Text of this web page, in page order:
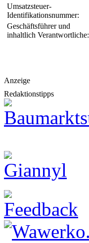
Umsatzsteuer-
Identifikationsnummer:
Geschäftsführer und
inhaltlich Verantwortliche:
Anzeige
Redaktionstipps